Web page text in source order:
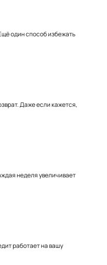
один способ избежать
Даже если кажется,
неделя увеличивает
работает на вашу